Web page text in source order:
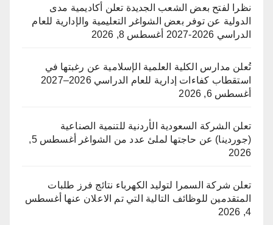
نظرا لفتح بعض الشعب الجديدة تعلن أكاديمية مدى
الدولية عن توفر بعض الشواغر التعليمية والإدارية للعام
الدراسي 2026-2027
أغسطس 8, 2026
تُعلن مدارس الكلية العلمية الإسلامية عن رغبتها في
استقطاب كفاءات إدارية للعام الدراسي 2026–2027
أغسطس 6, 2026
تعلن الشركة السعودية الأردنية للتنمية الصناعية
(جوردينا) عن حاجتها لملئ عدد من الشواغر
أغسطس 5,
2026
تعلن شركة السمرا لتوليد الكهرباء نتائج فرز طلبات
المتقدمين للوظائف التالية التي تم الاعلان عنها أغسطس
4, 2026